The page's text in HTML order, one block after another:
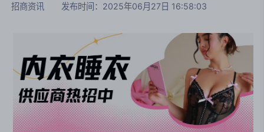
招商资讯 发布时间： 2025年06月27日 16:58:03